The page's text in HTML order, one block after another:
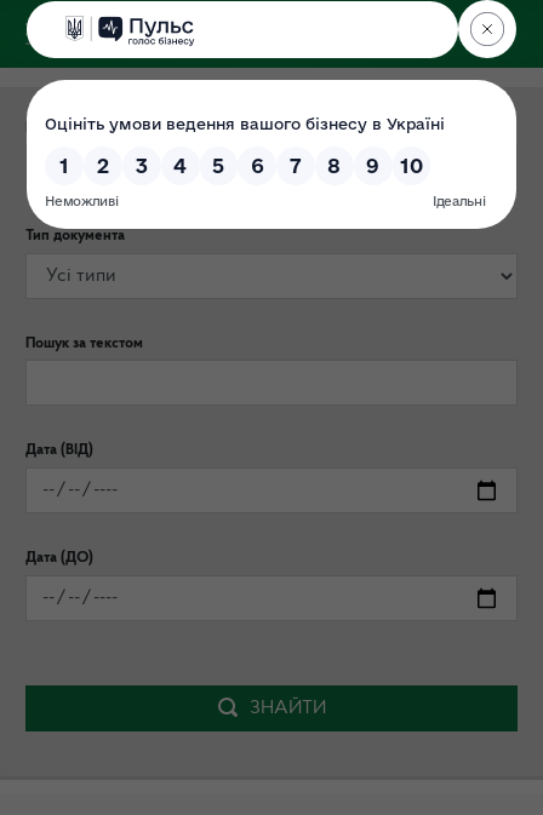
ДЕРЖЕКОІНСПЕКЦІЯ
Центрального округу
Категорія публікації
Тип документа
Пошук за текстом
Дата (ВІД)
Дата (ДО)
ЗНАЙТИ